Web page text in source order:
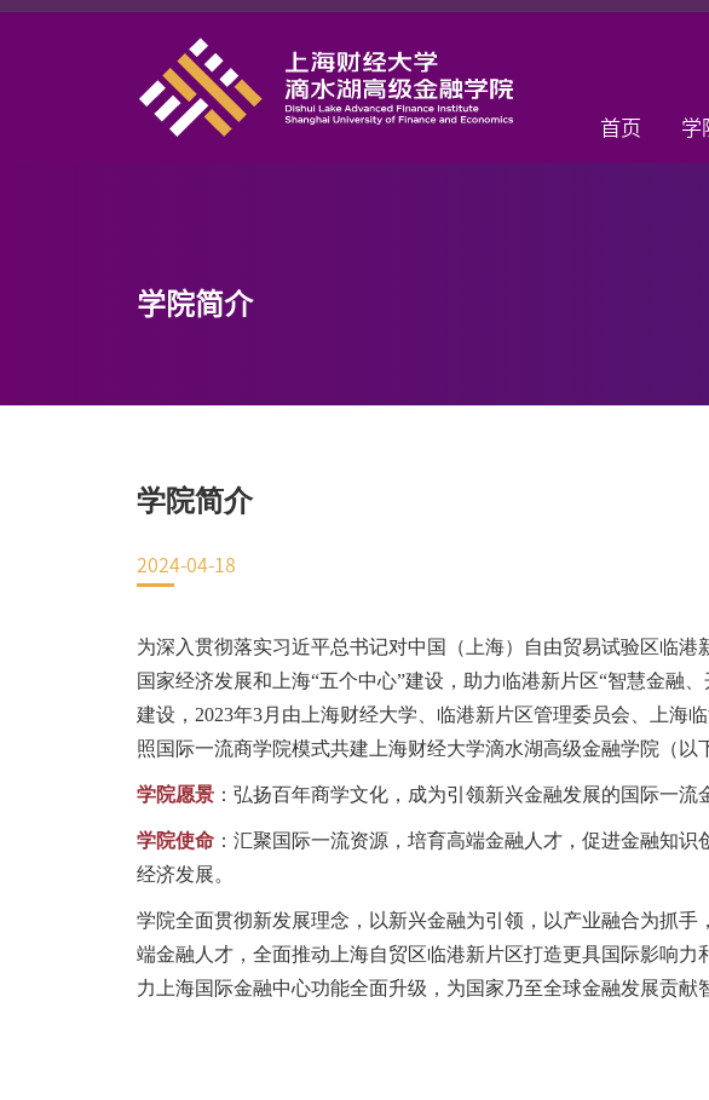
首页 学
地址：上海市浦东新区海基六路99号创新魔坊三期2号楼
总机：021-38221153
dafi@sufe.edu.cn
学院简介
学院简介
2024-04-18
为深入贯彻落实习近平总书记对中国（上海）自由贸易试验区临港
国家经济发展和上海“五个中心”建设，助力临港新片区“智慧金融
建设，2023年3月由上海财经大学、临港新片区管理委员会、上海
照国际一流商学院模式共建上海财经大学滴水湖高级金融学院（以
学院愿景 ：弘扬百年商学文化，成为引领新兴金融发展的国际一流
学院使命 ：汇聚国际一流资源，培育高端金融人才，促进金融知
经济发展。
学院全面贯彻新发展理念，以新兴金融为引领，以产业融合为抓手
端金融人才，全面推动上海自贸区临港新片区打造更具国际影响力
力上海国际金融中心功能全面升级，为国家乃至全球金融发展贡献